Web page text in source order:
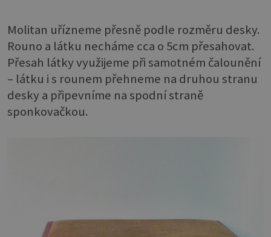
Molitan uřízneme přesně podle rozměru desky.
Rouno a látku necháme cca o 5cm přesahovat.
Přesah látky využijeme při samotném čalounění
– látku i s rounem přehneme na druhou stranu
desky a připevníme na spodní straně
sponkovačkou.